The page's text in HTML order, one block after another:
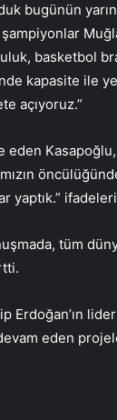
bugünün
basketbol
kapasite ile
açıyoruz.”
eden
ifadeleri
tüm
Erdoğan’ın
eden